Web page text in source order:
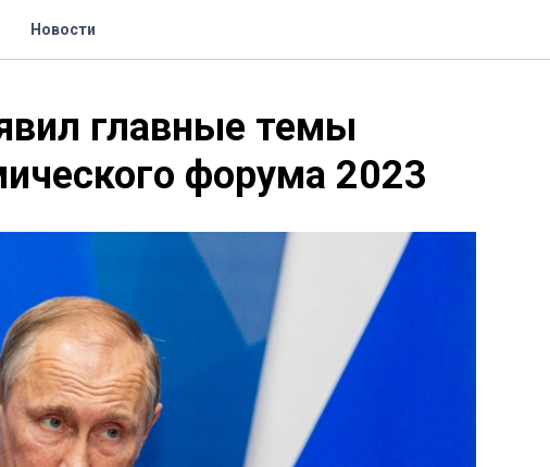
Новости
главные темы
форума 2023